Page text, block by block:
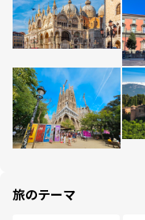
旅のテーマ